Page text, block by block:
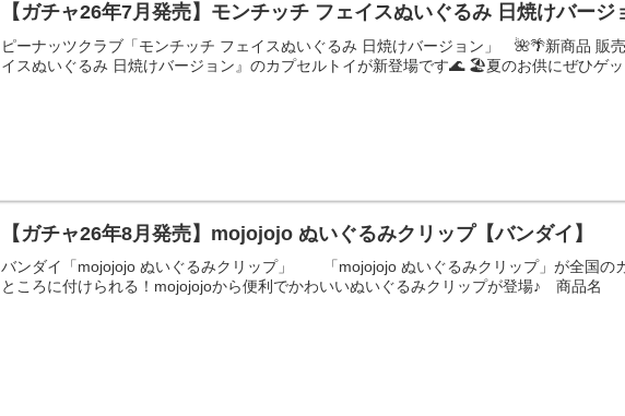
【ガチャ26年7月発売】モンチッチ フェイスぬいぐるみ 日焼けバー
ピーナッツクラブ「モンチッチ フェイスぬいぐるみ 日焼けバージョン」 🌺🌴新商品 販
イスぬいぐるみ 日焼けバージョン』のカプセルトイが新登場です🌊 🏖️夏のお供にぜひゲ
【ガチャ26年8月発売】mojojojo ぬいぐるみクリップ【バンダイ】
バンダイ「mojojojo ぬいぐるみクリップ」 「mojojojo ぬいぐるみクリップ」が全国の
ところに付けられる！mojojojoから便利でかわいいぬいぐるみクリップが登場♪